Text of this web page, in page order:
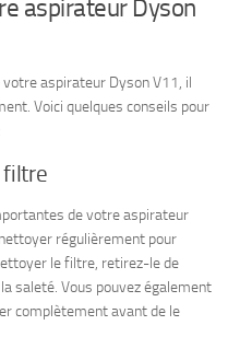
aspirateur Dyson
aspirateur Dyson V11, il
Voici quelques conseils pour
filtre
de votre aspirateur
régulièrement pour
le filtre, retirez-le de
saleté. Vous pouvez également
complètement avant de le